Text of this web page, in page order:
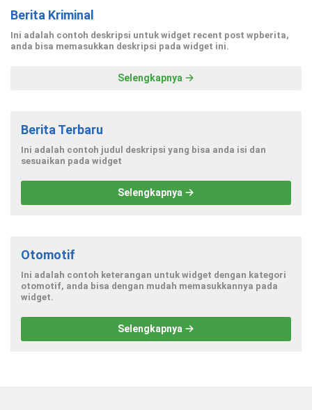
Berita Kriminal
Ini adalah contoh deskripsi untuk widget recent post wpberita,
anda bisa memasukkan deskripsi pada widget ini.
Selengkapnya
Berita Terbaru
Ini adalah contoh judul deskripsi yang bisa anda isi dan
sesuaikan pada widget
Selengkapnya
Otomotif
Ini adalah contoh keterangan untuk widget dengan kategori
otomotif, anda bisa dengan mudah memasukkannya pada
widget.
Selengkapnya